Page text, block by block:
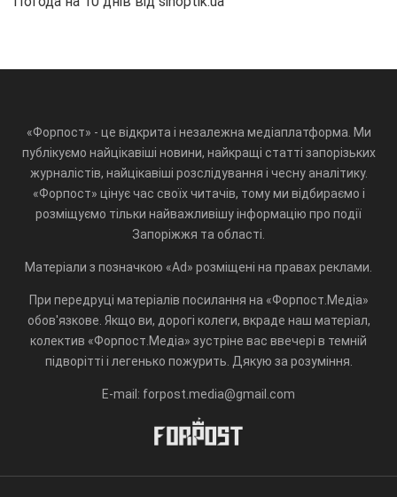
«Форпост» - це відкрита і незалежна медіаплатформа. Ми
публікуємо найцікавіші новини, найкращі статті запорізьких
журналістів, найцікавіші розслідування і чесну аналітику.
«Форпост» цінує час своїх читачів, тому ми відбираємо і
розміщуємо тільки найважливішу інформацію про події
Запоріжжя та області.
Матеріали з позначкою «Ad» розміщені на правах реклами.
При передруці матеріалів посилання на «Форпост.Медіа»
обов'язкове. Якщо ви, дорогі колеги, вкраде наш матеріал,
колектив «Форпост.Медіа» зустріне вас ввечері в темній
підворітті і легенько пожурить. Дякую за розуміння.
E-mail: forpost.media@gmail.com